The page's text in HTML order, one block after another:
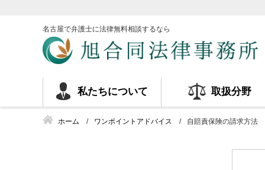
名古屋で弁護士に法律無料相談するなら
私たちについて 取扱分野
ホーム ワンポイントアドバイス 自賠責保険の請求方法